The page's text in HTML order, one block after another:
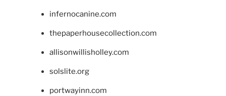
infernocanine.com
thepaperhousecollection.com
allisonwillisholley.com
solslite.org
portwayinn.com